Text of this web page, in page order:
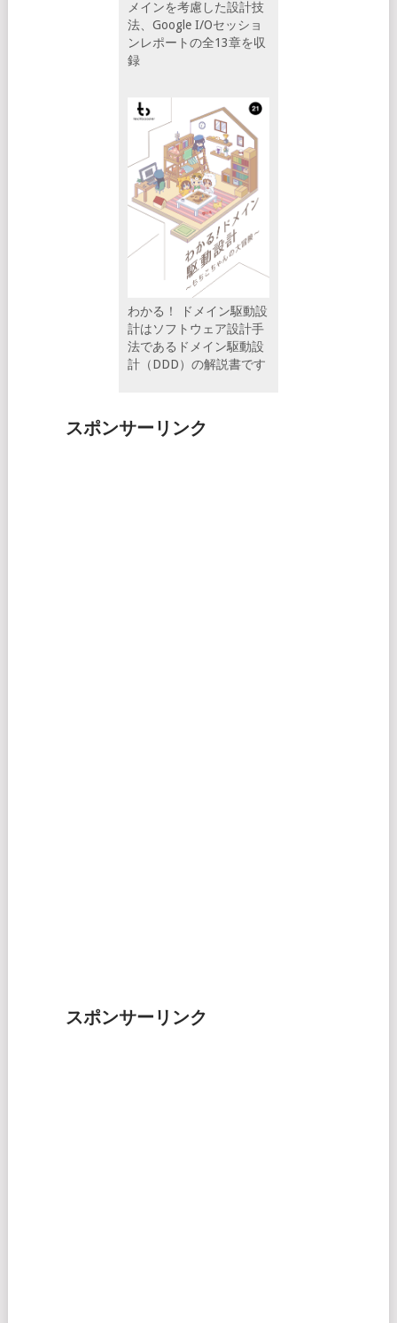
メインを考慮した設計技
法、Google I/Oセッショ
ンレポートの全13章を収
録
わかる！ ドメイン駆動設
計はソフトウェア設計手
法であるドメイン駆動設
計（DDD）の解説書です
スポンサーリンク
スポンサーリンク